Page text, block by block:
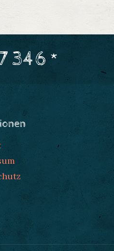
346 *